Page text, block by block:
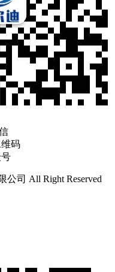
公司 All Right Reserved